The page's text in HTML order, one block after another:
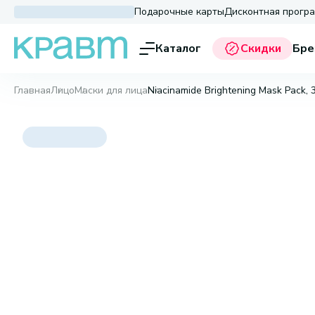
Подарочные картыДисконтная
Каталог Скидки
ГлавнаяЛицоМаски для лицаNiacinamide Brightening Mask Pack,